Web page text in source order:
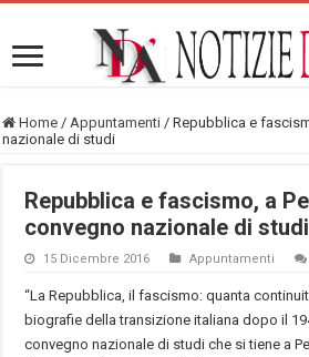
Home / Appuntamenti / Repubblica e
nazionale di studi
Repubblica e fascismo, a
convegno nazionale di studi
15 Dicembre 2016 Appuntamenti
“La Repubblica, il fascismo: quanta
biografie della transizione italiana dopo il
convegno nazionale di studi che si tiene a